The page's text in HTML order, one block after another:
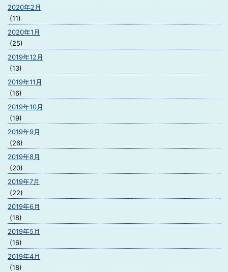
2020年2月
(11)
2020年1月
(25)
2019年12月
(13)
2019年11月
(16)
2019年10月
(19)
2019年9月
(26)
2019年8月
(20)
2019年7月
(22)
2019年6月
(18)
2019年5月
(16)
2019年4月
(18)